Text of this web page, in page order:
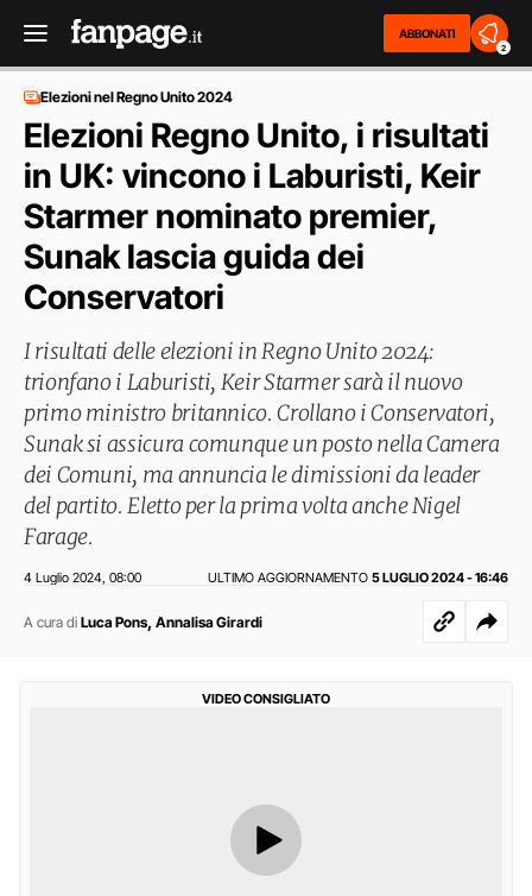
ABBONATI
2
Elezioni nel Regno Unito 2024
Elezioni Regno Unito, i risultati
in UK: vincono i Laburisti, Keir
Starmer nominato premier,
Sunak lascia guida dei
Conservatori
I risultati delle elezioni in Regno Unito 2024:
trionfano i Laburisti, Keir Starmer sarà il nuovo
primo ministro britannico. Crollano i Conservatori,
Sunak si assicura comunque un posto nella Camera
dei Comuni, ma annuncia le dimissioni da leader
del partito. Eletto per la prima volta anche Nigel
Farage.
4 Luglio 2024 08:00 ULTIMO AGGIORNAMENTO 5 LUGLIO 2024 - 16:46
A cura di Luca Pons, Annalisa Girardi
VIDEO CONSIGLIATO